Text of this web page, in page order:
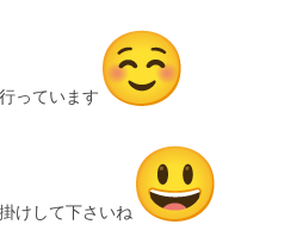
っています
けして下さいね